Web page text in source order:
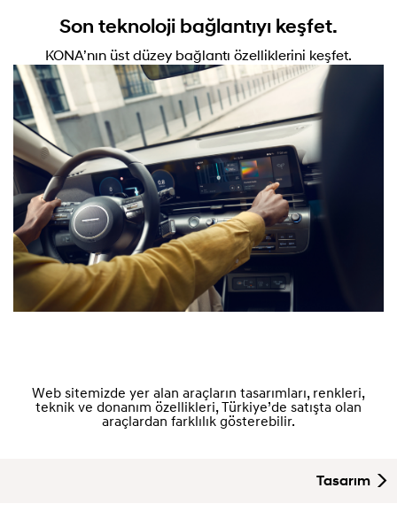
Son teknoloji bağlantıyı keşfet.
KONA’nın üst düzey bağlantı özelliklerini keşfet.
Web sitemizde yer alan araçların tasarımları, renkleri,
teknik ve donanım özellikleri, Türkiye’de satışta olan
araçlardan farklılık gösterebilir.
Tasarım